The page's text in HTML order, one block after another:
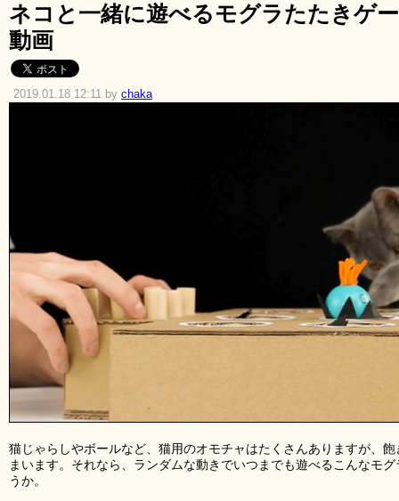
ネコと一緒に遊べるモグラたたきゲ
動画
2019.01.18 12:11 by chaka
猫じゃらしやボールなど、猫用のオモチャはたくさんありますが、
まいます。それなら、ランダムな動きでいつまでも遊べるこんなモ
うか。